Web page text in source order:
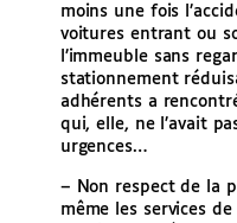
moins une fois
voitures entrant ou
l’immeuble sans
stationnement
adhérents a
qui, elle, ne l’avait
urgences…
– Non respect de la
même les services